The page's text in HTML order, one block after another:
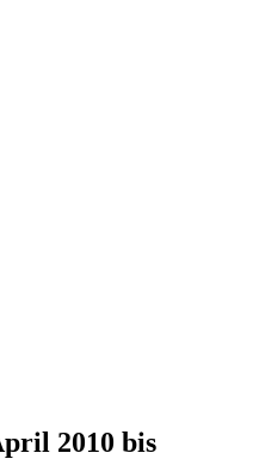
2010 bis